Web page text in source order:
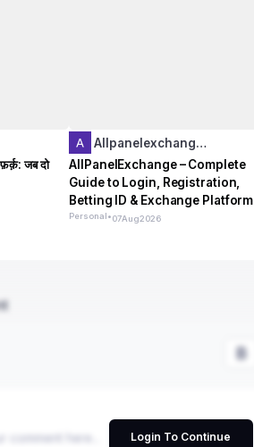
जब दो
Allpanelexchang…
AllPanelExchange – Complete
Guide to Login, Registration,
Betting ID & Exchange Platform
Personal •07Aug2026
Login To Continue